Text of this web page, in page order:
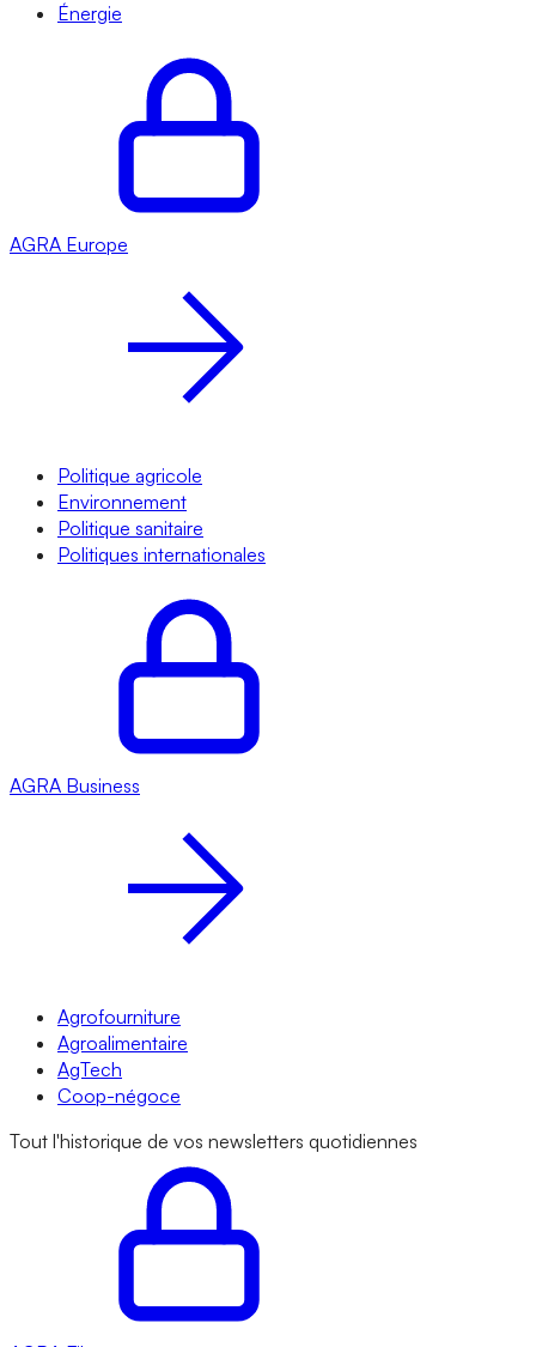
Énergie
AGRA Europe
Politique agricole
Environnement
Politique sanitaire
Politiques internationales
AGRA Business
Agrofourniture
Agroalimentaire
AgTech
Coop-négoce
Tout l'historique de vos newsletters quotidiennes